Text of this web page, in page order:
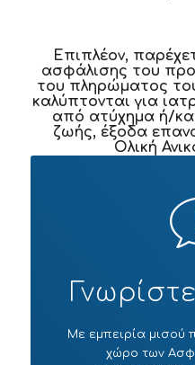
Επιπλέον,
ασφάλισης του
του πληρώματος
καλύπτονται για
από ατύχημα ή/
ζωής, έξοδα
Ολική
Με εμπειρία μισού
χώρο των